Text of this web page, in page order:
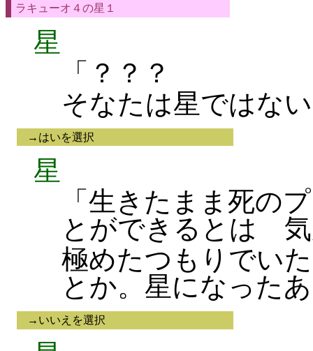
ラキューオ４の星１
星
「？？？
そなたは星ではな
→はいを選択
星
「生きたまま死の
とができるとは
極めたつもりでい
とか。星になった
→いいえを選択